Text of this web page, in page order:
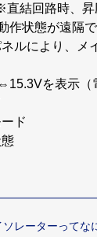
結回路時、昇
作状態が遠隔で
ルにより、メ
を表示（
ド
ソレーターってな